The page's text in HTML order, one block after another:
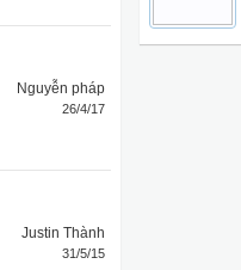
Nguyễn pháp
26/4/17
Justin Thành
31/5/15